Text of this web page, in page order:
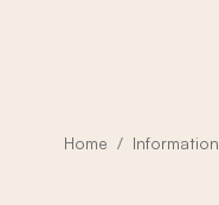
Home Information